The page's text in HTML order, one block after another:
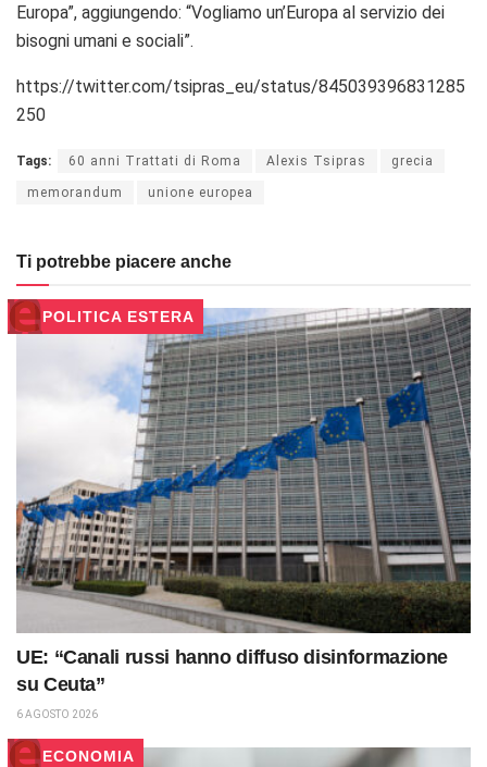
Europa”, aggiungendo: “Vogliamo un’Europa al servizio dei
bisogni umani e sociali”.
https://twitter.com/tsipras_eu/status/845039396831285
250
Tags: 60 anni Trattati di Roma Alexis Tsipras grecia
memorandum unione europea
Ti potrebbe piacere anche
POLITICA ESTERA
UE: “Canali russi hanno diffuso disinformazione
su Ceuta”
6 AGOSTO 2026
ECONOMIA